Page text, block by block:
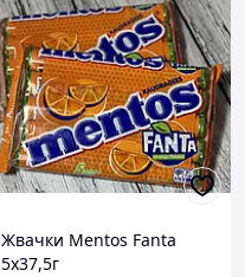
Жвачки Mentos Fanta
5x37,5г